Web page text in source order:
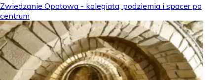
Zwiedzanie Opatowa - kolegiata, podziemia i spacer po
centrum